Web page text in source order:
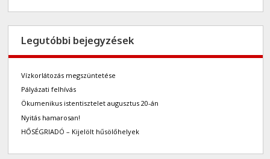
Legutóbbi bejegyzések
Vízkorlátozás megszüntetése
Pályázati felhívás
Ökumenikus istentisztelet augusztus 20-án
Nyitás hamarosan!
HŐSÉGRIADÓ – Kijelölt hűsölőhelyek